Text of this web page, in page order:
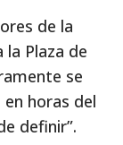
de la
la Plaza de
se
horas del
definir”.